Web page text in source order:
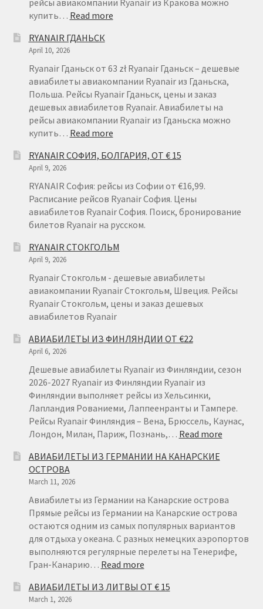
рейсы авиакомпании Ryanair из Кракова можно
купить… Read more:
RYANAIR ГДАНЬСК
April 10, 2026
Ryanair Гданьск от 63 zł Ryanair Гданьск – дешевые
авиабилеты авиакомпании Ryanair из Гданьска,
Польша. Рейсы Ryanair Гданьск, цены и заказ
дешевых авиабилетов Ryanair. Авиабилеты на
рейсы авиакомпании Ryanair из Гданьска можно
купить… Read more:
ГДАНЬСК
RYANAIR СОФИЯ, БОЛГАРИЯ, ОТ € 15
April 9, 2026
RYANAIR София: рейсы из Софии от €16,99.
Расписание рейсов Ryanair София. Цены
авиабилетов Ryanair София. Поиск, бронирование
билетов Ryanair на русском.
RYANAIR СТОКГОЛЬМ
April 9, 2026
Ryanair Стокгольм - дешевые авиабилеты
авиакомпании Ryanair Стокгольм, Швеция. Рейсы
Ryanair Стокгольм, цены и заказ дешевых
авиабилетов Ryanair
АВИАБИЛЕТЫ ИЗ ФИНЛЯНДИИ ОТ €22
April 6, 2026
Дешевые авиабилеты Ryanair из Финляндии, сезон
2026-2027 Ryanair из Финляндии Ryanair из
Финляндии выполняет рейсы из Хельсинки,
Лапландия Рованиеми, Лаппеенранты и Тампере.
Рейсы Ryanair Финляндия – Вена, Брюссель, Каунас,
Лондон, Милан, Париж, Познань,… Read more:
€22
АВИАБИЛЕТЫ ИЗ ГЕРМАНИИ НА КАНАРСКИЕ
ОСТРОВА
March 11, 2026
Авиабилеты из Германии на Канарские острова
Прямые рейсы из Германии на Канарские острова
остаются одним из самых популярных вариантов
для отдыха у океана. С разных немецких аэропортов
выполняются регулярные перелеты на Тенерифе,
Гран-Канарию… Read more:
ИЗ
АВИАБИЛЕТЫ ИЗ ЛИТВЫ ОТ € 15
March 1, 2026